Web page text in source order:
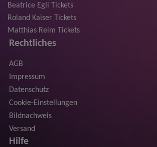
Beatrice Egli Tickets
Roland Kaiser Tickets
Matthias Reim Tickets
Rechtliches
AGB
Impressum
Datenschutz
Cookie-Einstellungen
Bildnachweis
Versand
Hilfe